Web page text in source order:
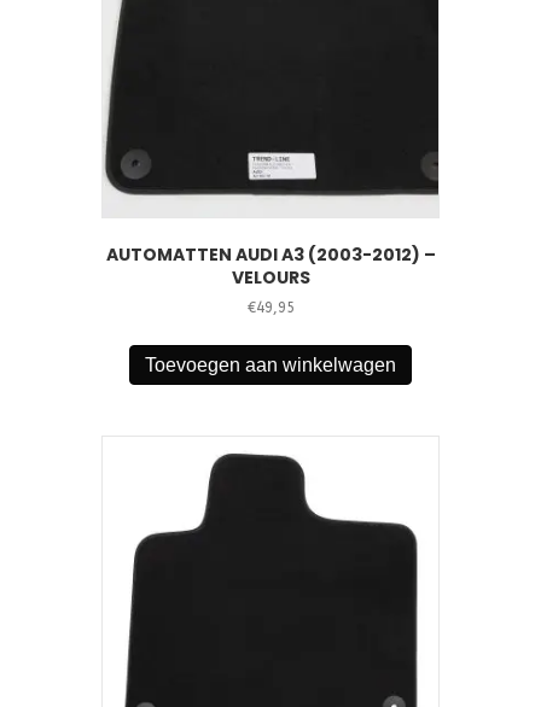
AUTOMATTEN AUDI A3 (2003-2012) –
VELOURS
€49,95
Toevoegen aan winkelwagen